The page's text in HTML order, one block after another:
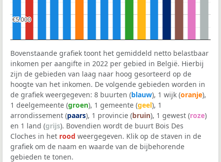
€5.000
€5.000
Bovenstaande grafiek toont het gemiddeld netto belastbaar
inkomen per aangifte in 2022 per gebied in België. Hierbij
zijn de gebieden van laag naar hoog gesorteerd op de
hoogte van het inkomen. De volgende gebieden worden in
de grafiek weergegeven: 8 buurten (blauw), 1 wijk (oranje),
1 deelgemeente (groen), 1 gemeente (geel), 1
arrondissement (paars), 1 provincie (bruin), 1 gewest (roze)
en 1 land (grijs). Bovendien wordt de buurt Bois Des
Cloches in het rood weergegeven. Klik op de staven in de
grafiek om de naam en waarde van de bijbehorende
gebieden te tonen.